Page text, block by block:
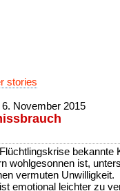
stories
6. November 2015
bekannte
wohlgesonnen ist,
vermuten Unwilligkeit.
emotional leichter zu